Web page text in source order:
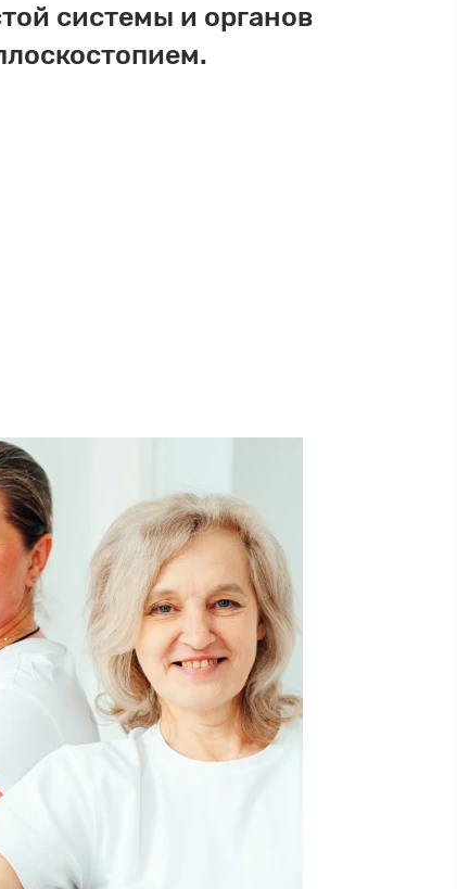
системы и органов